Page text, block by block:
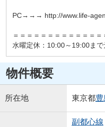
PC→→→ http://www.life-
＝＝＝＝＝＝＝＝＝＝＝＝＝
水曜定休：10:00～19:00まで
物件概要
所在地 東京都豊
副都心線